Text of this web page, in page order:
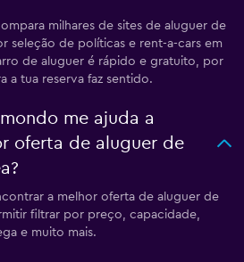
milhares de sites de aluguer de
seleção de políticas e rent-a-cars em
de aluguer é rápido e gratuito, por
a tua reserva faz sentido.
me ajuda a
oferta de aluguer de
a melhor oferta de aluguer de
filtrar por preço, capacidade,
e muito mais.